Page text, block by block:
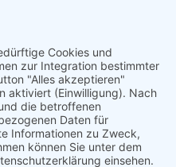
03.11.2017
Vorherige 1